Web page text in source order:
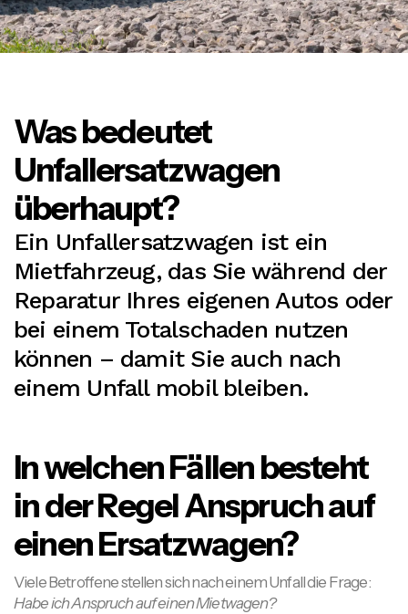
Was bedeutet
Unfallersatzwagen
überhaupt?
Ein Unfallersatzwagen ist ein
Mietfahrzeug, das Sie während der
Reparatur Ihres eigenen Autos oder
bei einem Totalschaden nutzen
können – damit Sie auch nach
einem Unfall mobil bleiben.
In welchen Fällen besteht
in der Regel Anspruch auf
einen Ersatzwagen?
Viele Betroffene stellen sich nach einem Unfall die Frage:
Habe ich Anspruch auf einen Mietwagen?